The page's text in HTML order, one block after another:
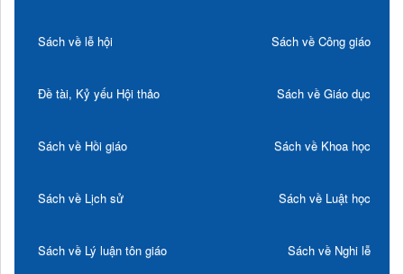
Sách về lễ hội Sách về Công giáo
Đề tài, Kỷ yếu Hội thảo Sách về Giáo dục
Sách về Hồi giáo Sách về Khoa học
Sách về Lịch sử Sách về Luật học
Sách về Lý luận tôn giáo Sách về Nghi lễ